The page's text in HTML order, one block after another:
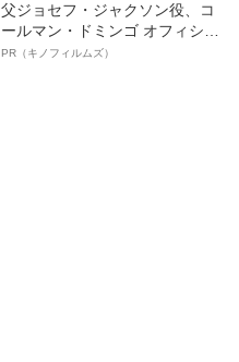
父ジョセフ・ジャクソン役、コ
ールマン・ドミンゴ オフィシャ
ルインタビュー“観客を魅了した
PR（キノフィルムズ）